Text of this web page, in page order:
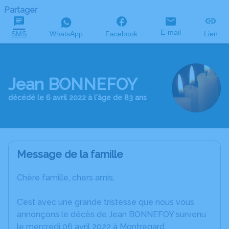
Partager
SMS WhatsApp Facebook E-mail Lien
Jean BONNEFOY
décédé le 6 avril 2022 à l'âge de 83 ans
Message de la famille
Chère famille, chers amis,
C’est avec une grande tristesse que nous vous
annonçons le décès de Jean BONNEFOY survenu
le mercredi 06 avril 2022 à Montregard.